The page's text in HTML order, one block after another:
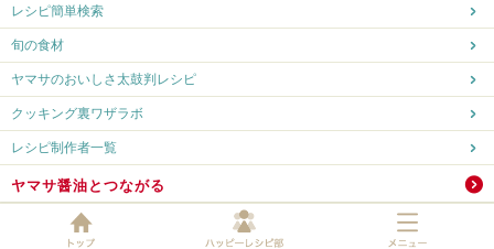
レシピ簡単検索
旬の食材
ヤマサのおいしさ太鼓判レシピ
クッキング裏ワザラボ
レシピ制作者一覧
ヤマサ醤油とつながる